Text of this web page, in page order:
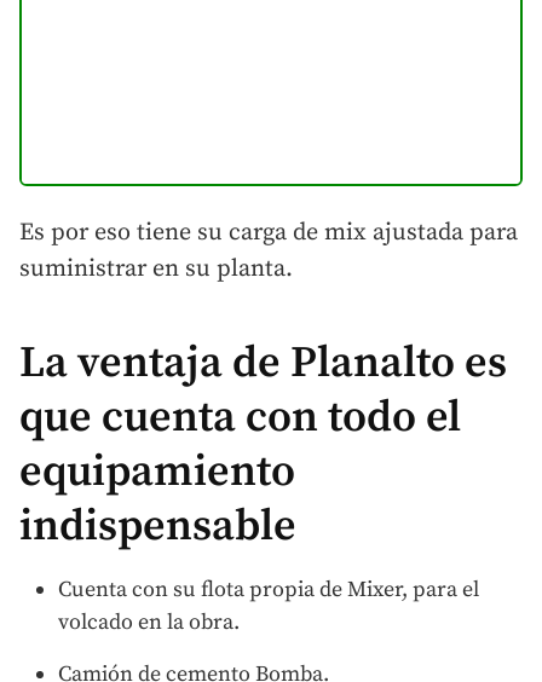
Es por eso tiene su carga de mix ajustada para
suministrar en su planta.
La ventaja de Planalto es
que cuenta con todo el
equipamiento
indispensable
Cuenta con su flota propia de Mixer, para el
volcado en la obra.
Camión de cemento Bomba.